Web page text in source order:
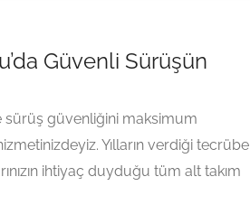
Güvenli Sürüşün
sürüş güvenliğini maksimum
Yılların verdiği tecrübe
ihtiyaç duyduğu tüm alt takım